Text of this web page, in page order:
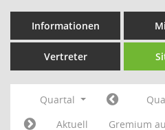
Informationen
Vertreter
Quartal
Aktuell
Gremium